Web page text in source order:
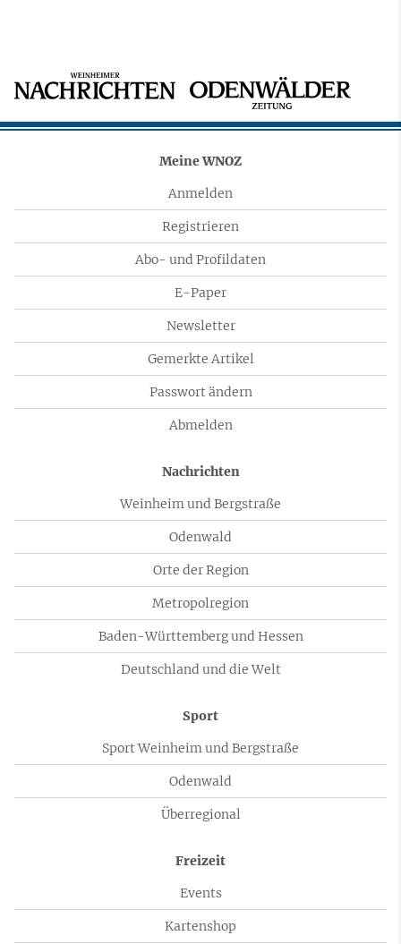
Meine WNOZ
Anmelden
Registrieren
Abo- und Profildaten
E-Paper
Newsletter
Gemerkte Artikel
Passwort ändern
Abmelden
Nachrichten
Weinheim und Bergstraße
Odenwald
Orte der Region
Metropolregion
Baden-Württemberg und Hessen
Deutschland und die Welt
Sport
Sport Weinheim und Bergstraße
Odenwald
Überregional
Freizeit
Events
Kartenshop